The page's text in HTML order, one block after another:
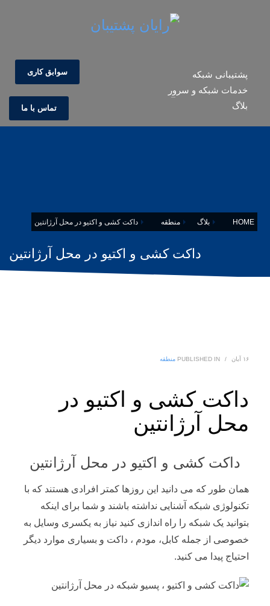
پشتیبانی شبکه
خدمات شبکه و سرور
بلاگ
سوابق کاری
تماس با ما
HOME بلاگ منطقه داکت کشی و اکتیو در محل آرژانتین
داکت کشی و اکتیو در محل آرژانتین
۱۶ آبان /
PUBLISHED IN منطقه
داکت کشی و اکتیو در
محل آرژانتین
داکت کشی و اکتیو در محل آرژانتین
همان طور که می دانید این روزها کمتر افرادی هستند که با
تکنولوژی شبکه آشنایی نداشته باشند و شما برای اینکه
بتوانید یک شبکه را راه اندازی کنید نیاز به یکسری وسایل به
خصوصی از جمله کابل، مودم ، داکت و بسیاری موارد دیگر
احتیاج پیدا می کنید.